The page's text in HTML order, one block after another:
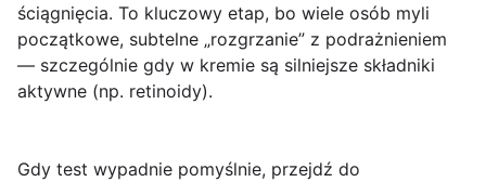
ściągnięcia. To kluczowy etap, bo wiele osób myli
początkowe, subtelne „rozgrzanie” z podrażnieniem
— szczególnie gdy w kremie są silniejsze składniki
aktywne (np. retinoidy).
Gdy test wypadnie pomyślnie, przejdź do